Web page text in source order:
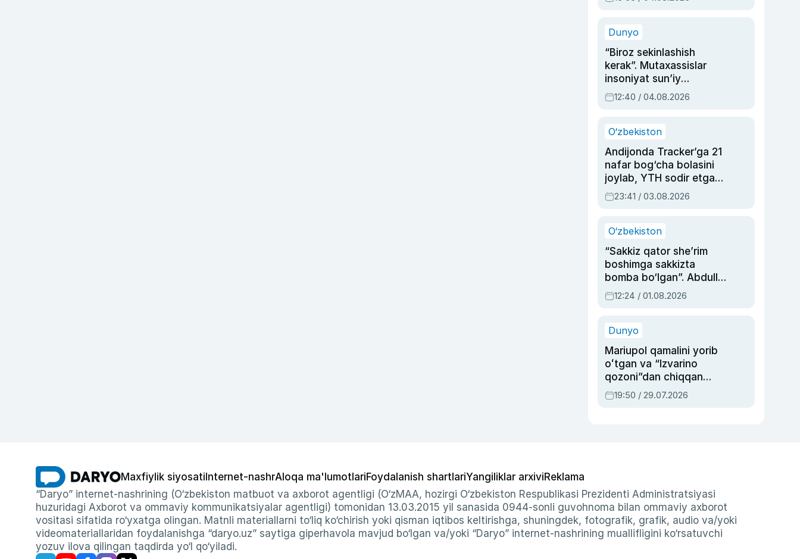
Ahmedovaning
Dunyo
“Biroz sekinlashish
kerak”. Mutaxassislar
insoniyat sun’iy
intellektni boshqara
olmay qolishidan xavotir
12:40 / 04.08.2026
O‘zbekiston
Andijonda Tracker’ga 21
nafar bog‘cha bolasini
joylab, YTH sodir etgan
ayolga sud hukmi o‘qildi
23:41 / 03.08.2026
O‘zbekiston
“Sakkiz qator she’rim
boshimga sakkizta
bomba bo‘lgan”. Abdulla
Oripovni siyosiy
ayblovlardan asrab
12:24 / 01.08.2026
Dunyo
Mariupol qamalini yorib
oʻtgan va “Izvarino
qozoni”dan chiqqan
qahramon — Ukraina
armiyasi bosh
19:50 / 29.07.2026
Maxfiylik siyosati Internet-nashrAloqa ma'lumotlariFoydalanish shartlariYangiliklar arxiviReklama
“Daryo” internet-nashrining (O‘zbekiston matbuot va axborot agentligi (O‘zMAA, hozirgi O‘zbekiston Respublikasi Prezidenti Administratsiyasi
huzuridagi Axborot va ommaviy kommunikatsiyalar agentligi) tomonidan 13.03.2015 yil sanasida 0944-sonli guvohnoma bilan ommaviy axborot
vositasi sifatida ro‘yxatga olingan. Matnli materiallarni to‘liq ko‘chirish yoki qisman iqtibos keltirishga, shuningdek, fotografik, grafik, audio va/yoki
videomateriallaridan foydalanishga “daryo.uz” saytiga giperhavola mavjud bo‘lgan va/yoki “Daryo” internet-nashrining muallifligini ko‘rsatuvchi
yozuv ilova qilingan taqdirda yo‘l qo‘yiladi.